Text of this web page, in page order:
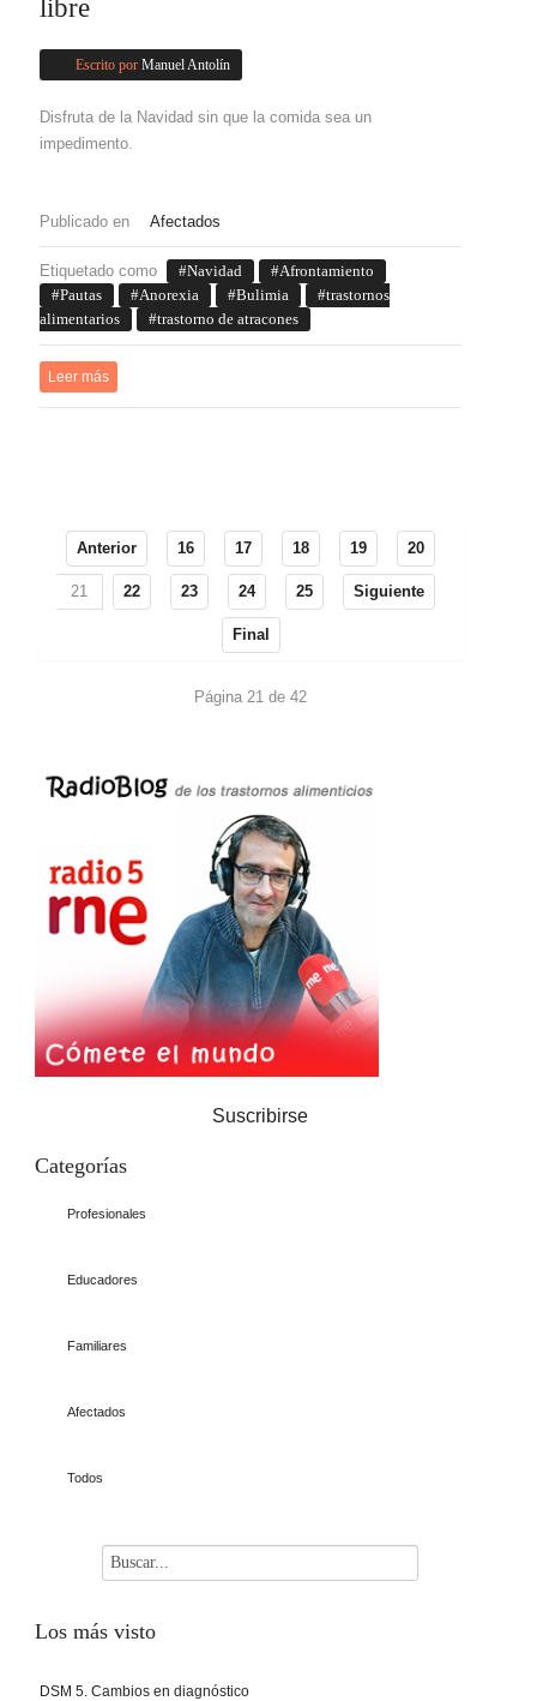
libre
Escrito por Manuel Antolín
Disfruta de la Navidad sin que la comida sea un
impedimento.
Publicado en Afectados
Etiquetado como Navidad
Afrontamiento
Pautas
Anorexia Bulimia
trastornos
alimentarios
trastorno de atracones
Leer más
Anterior 16 17 18 19 20
21 22 23 24 25 Siguiente
Final
Página 21 de 42
Suscribirse
Categorías
Profesionales
Educadores
Familiares
Afectados
Todos
Los más visto
DSM 5. Cambios en diagnóstico